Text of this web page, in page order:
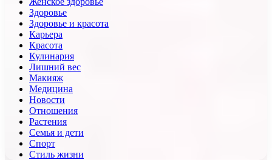
Здоровье
Здоровье и красота
Карьера
Красота
Кулинария
Лишний вес
Макияж
Медицина
Новости
Отношения
Растения
Семья и дети
Спорт
Стиль жизни